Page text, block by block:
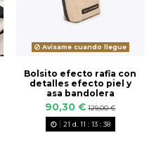
Avísame cuando llegue
Bolsito efecto rafia con
detalles efecto piel y
asa bandolera
90,30 € 129,00 €
21 d. 11 : 13: 38